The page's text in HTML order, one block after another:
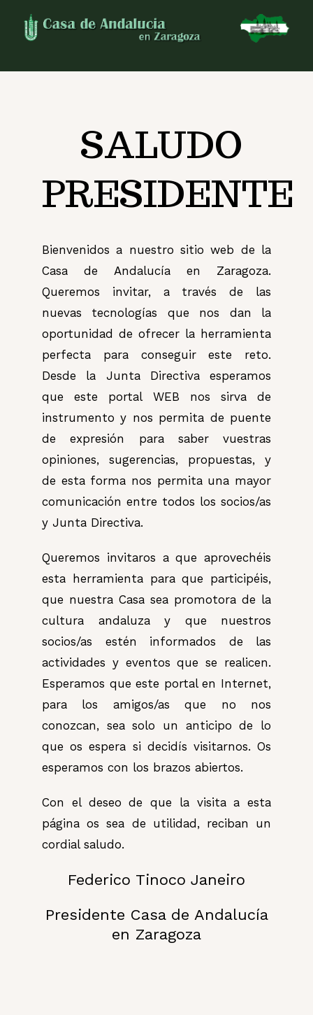
SALUDO
PRESIDENTE
Bienvenidos a nuestro sitio web de la
Casa de Andalucía en Zaragoza.
Queremos invitar, a través de las
nuevas tecnologías que nos dan la
oportunidad de ofrecer la herramienta
perfecta para conseguir este reto.
Desde la Junta Directiva esperamos
que este portal WEB nos sirva de
instrumento y nos permita de puente
de expresión para saber vuestras
opiniones, sugerencias, propuestas, y
de esta forma nos permita una mayor
comunicación entre todos los socios/as
y Junta Directiva.
Queremos invitaros a que aprovechéis
esta herramienta para que participéis,
que nuestra Casa sea promotora de la
cultura andaluza y que nuestros
socios/as estén informados de las
actividades y eventos que se realicen.
Esperamos que este portal en Internet,
para los amigos/as que no nos
conozcan, sea solo un anticipo de lo
que os espera si decidís visitarnos. Os
esperamos con los brazos abiertos.
Con el deseo de que la visita a esta
página os sea de utilidad, reciban un
cordial saludo.
Federico Tinoco Janeiro
Presidente Casa de Andalucía
en Zaragoza